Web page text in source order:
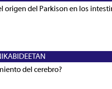
origen del Parkison en los
del cerebro?